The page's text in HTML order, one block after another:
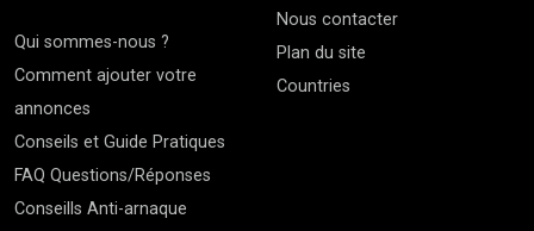
Qui sommes-nous ?
Comment ajouter votre
annonces
Conseils et Guide Pratiques
FAQ Questions/Réponses
Conseills Anti-arnaque
Nous contacter
Plan du site
Countries